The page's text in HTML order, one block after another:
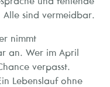
Alle sind vermeidbar.
nimmt
an. Wer im April
verpasst.
Lebenslauf ohne